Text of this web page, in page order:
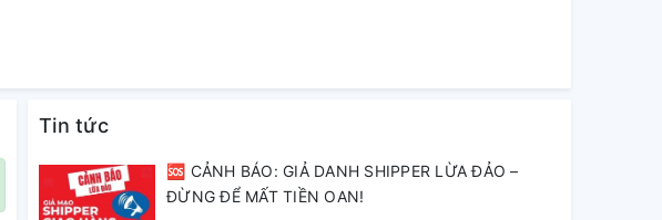
Tin tức
🆘 CẢNH BÁO: GIẢ DANH SHIPPER LỪA ĐẢO –
ĐỪNG ĐỂ MẤT TIỀN OAN!